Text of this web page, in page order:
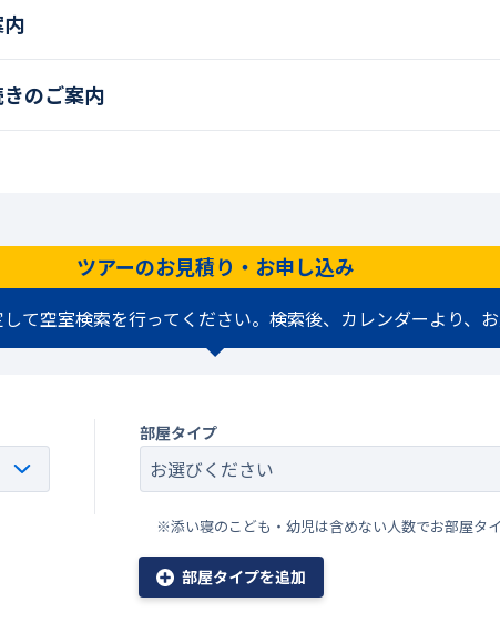
のご案内
ツアーのお見積り・お申し込み
て空室検索を行ってください。検索後、カレンダーより、
部屋タイプ
※添い寝のこども・幼児は含めない人数でお部屋タ
部屋タイプを追加